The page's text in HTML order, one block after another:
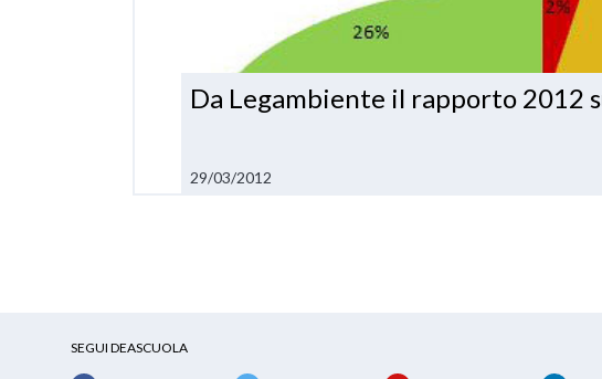
Da Legambiente il rapporto 2012
29/03/2012
SEGUI DEASCUOLA